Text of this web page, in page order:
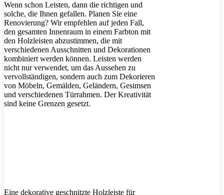
Wenn schon Leisten, dann die richtigen und
solche, die Ihnen gefallen. Planen Sie eine
Renovierung? Wir empfehlen auf jeden Fall,
den gesamten Innenraum in einem Farbton mit
den Holzleisten abzustimmen, die mit
verschiedenen Ausschnitten und Dekorationen
kombiniert werden können. Leisten werden
nicht nur verwendet, um das Aussehen zu
vervollständigen, sondern auch zum Dekorieren
von Möbeln, Gemälden, Geländern, Gesimsen
und verschiedenen Türrahmen. Der Kreativität
sind keine Grenzen gesetzt.
Eine dekorative geschnitzte Holzleiste für